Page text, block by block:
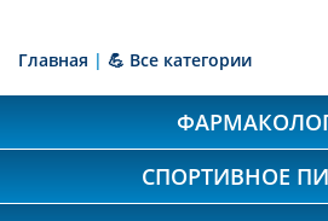
Главная | 💪 Все категории
СПОРТИВНОЕ